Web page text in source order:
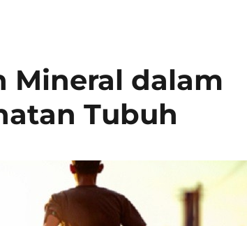
Mineral dalam
Tubuh